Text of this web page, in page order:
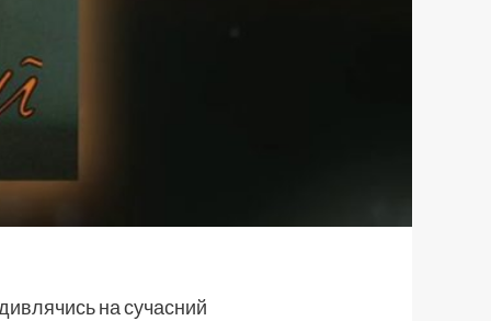
на сучасний